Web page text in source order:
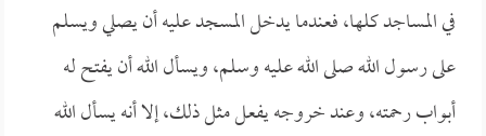
في المساجد كلها، فعندما يدخل المسجد عليه أن يصلي ويسلم
على رسول الله صلى الله عليه وسلم، ويسأل الله أن يفتح له
أبواب رحمته، وعند خروجه يفعل مثل ذلك، إلا أنه يسأل الله